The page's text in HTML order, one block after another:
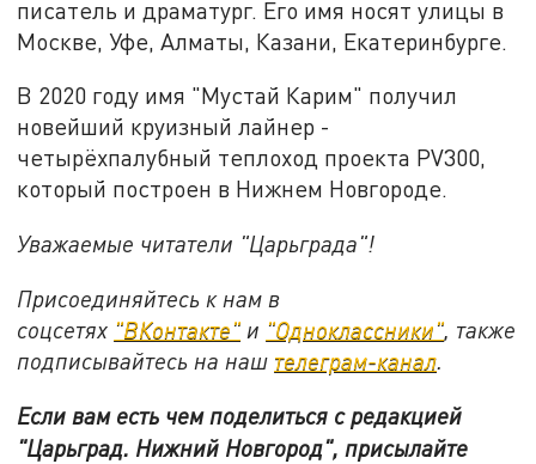
писатель и драматург. Его имя носят улицы в
Москве, Уфе, Алматы, Казани, Екатеринбурге.
В 2020 году имя "Мустай Карим" получил
новейший круизный лайнер -
четырёхпалубный теплоход проекта PV300,
который построен в Нижнем Новгороде.
Уважаемые читатели "Царьграда"!
Присоединяйтесь к нам в
соцсетях "ВКонтакте" и "Одноклассники" , также
подписывайтесь на наш телеграм-канал
Если вам есть чем поделиться с редакцией
"Царьград. Нижний Новгород", присылайте